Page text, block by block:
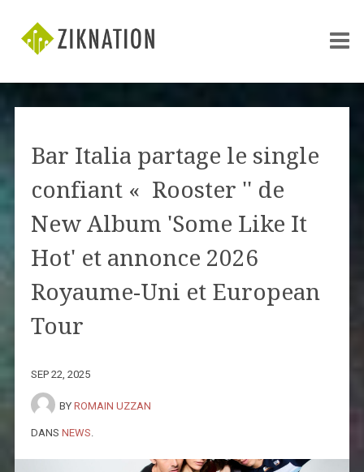
Bar Italia partage le single
confiant « Rooster '' de
New Album 'Some Like It
Hot' et annonce 2026
Royaume-Uni et European
Tour
SEP 22, 2025
BY ROMAIN UZZAN
DANS NEWS